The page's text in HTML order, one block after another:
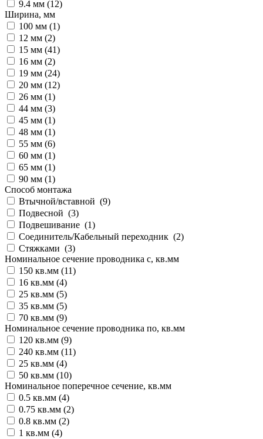
9.4 мм (12)
Ширина, мм
100 мм (1)
12 мм (2)
15 мм (41)
16 мм (2)
19 мм (24)
20 мм (12)
26 мм (1)
44 мм (3)
45 мм (1)
48 мм (1)
55 мм (6)
60 мм (1)
65 мм (1)
90 мм (1)
Способ монтажа
Втычной/вставной (9)
Подвесной (3)
Подвешивание (1)
Соединитель/Кабельный переходник (2)
Стяжками (3)
Номинальное сечение проводника с, кв.мм
150 кв.мм (11)
16 кв.мм (4)
25 кв.мм (5)
35 кв.мм (5)
70 кв.мм (9)
Номинальное сечение проводника по, кв.мм
120 кв.мм (9)
240 кв.мм (11)
25 кв.мм (4)
50 кв.мм (10)
Номинальное поперечное сечение, кв.мм
0.5 кв.мм (4)
0.75 кв.мм (2)
0.8 кв.мм (2)
1 кв.мм (4)